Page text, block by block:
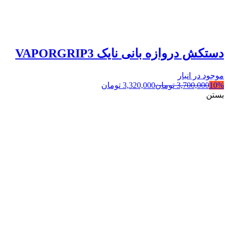
دستکش دروازه بانی نایک VAPORGRIP3
موجود در انبار
10%
3,700,000 تومان3,320,000 تومان
بستن